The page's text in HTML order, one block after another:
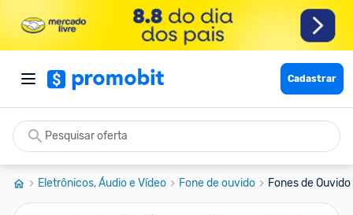
Cadastrar
Eletrônicos, Áudio e Vídeo Fone de ouvido Fones de